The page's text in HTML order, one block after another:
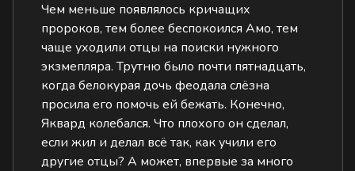
Чем меньше появлялось кричащих
пророков, тем более беспокоился Амо, тем
чаще уходили отцы на поиски нужного
экзмепляра. Трутню было почти пятнадцать,
когда белокурая дочь феодала слёзна
просила его помочь ей бежать. Конечно,
Яквард колебался. Что плохого он сделал,
если жил и делал всё так, как учили его
другие отцы? А может, впервые за много